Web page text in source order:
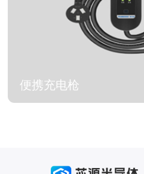
便携充电枪